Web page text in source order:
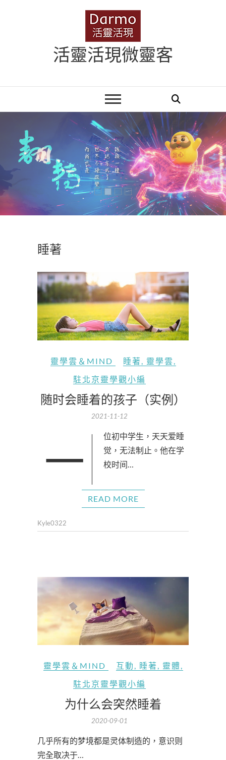
活靈活現微靈客
睡著
靈學雲＆MIND 睡著 靈學雲
駐北京靈學觀小編
随时会睡着的孩子（实例）
2021-11-12
一位初中学生，天天爱睡
觉，无法制止。他在学
校时间…
READ MORE
Kyle0322
靈學雲＆MIND 互動 睡著 靈體
駐北京靈學觀小編
为什么会突然睡着
2020-09-01
几乎所有的梦境都是灵体制造的，意识则
完全取决于…